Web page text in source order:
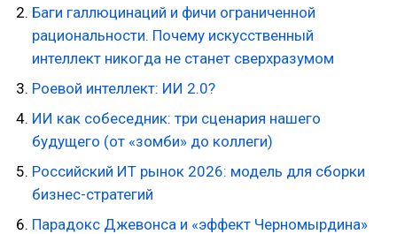
Баги галлюцинаций и фичи ограниченной
рациональности. Почему искусственный
интеллект никогда не станет сверхразумом
Роевой интеллект: ИИ 2.0?
ИИ как собеседник: три сценария нашего
будущего (от «зомби» до коллеги)
Российский ИТ рынок 2026: модель для сборки
бизнес-стратегий
Парадокс Джевонса и «эффект Черномырдина»